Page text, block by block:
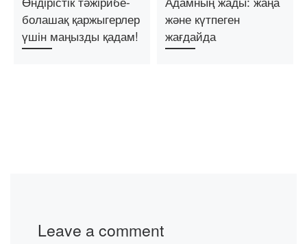
болашақ қаржыгерлер
үшін маңызды қадам!
және күтпеген
жағдайда
Leave a comment